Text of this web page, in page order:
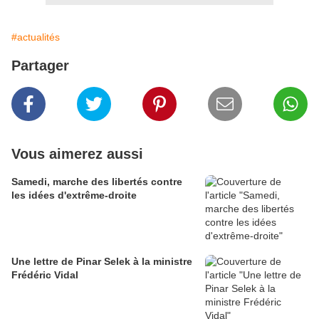
#actualités
Partager
Vous aimerez aussi
Samedi, marche des libertés contre
les idées d'extrême-droite
Une lettre de Pinar Selek à la ministre
Frédéric Vidal